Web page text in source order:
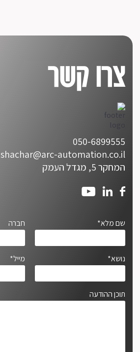
צרו קשר
050-6899555
shachar@arc-automation.co.il
המחקר 5, מגדל העמק
שם מלא* חברה
נושא* מייל*
תוכן ההודעה